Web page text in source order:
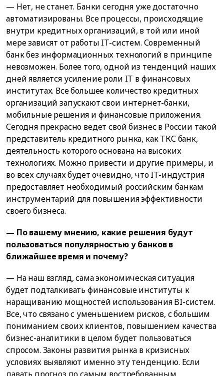
— Нет, не станет. Банки сегодня уже достаточно
автоматизированы. Все процессы, происходящие
внутри кредитных организаций, в той или иной
мере зависят от работы IT-систем. Современный
банк без информационных технологий в принципе
невозможен. Более того, одной из тенденций наших
дней является усиление роли IT в финансовых
институтах. Все большее количество кредитных
организаций запускают свои интернет-банки,
мобильные решения и финансовые приложения.
Сегодня прекрасно ведет свой бизнес в России такой
представитель кредитного рынка, как ТКС банк,
деятельность которого основана на высоких
технологиях. Можно привести и другие примеры, и
во всех случаях будет очевидно, что IT-индустрия
предоставляет необходимый российским банкам
инструментарий для повышения эффективности
своего бизнеса.
— По вашему мнению, какие решения будут
пользоваться популярностью у банков в
ближайшее время и почему?
— На наш взгляд, сама экономическая ситуация
будет подталкивать финансовые институты к
наращиванию мощностей использования BI-систем.
Все, что связано с уменьшением рисков, с большим
пониманием своих клиентов, повышением качества
бизнес-аналитики в целом будет пользоваться
спросом. Законы развития рынка в кризисных
условиях выявляют именно эту тенденцию. Если